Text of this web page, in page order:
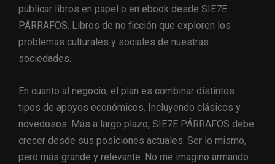
publicar libros en papel o en ebook desde SIE7E
PÁRRAFOS. Libros de no ficción que exploren los
problemas culturales y sociales de nuestras
sociedades.
En cuanto al negocio, el plan es combinar distintos
tipos de apoyos económicos. Incluyendo clásicos y
novedosos. Más a largo plazo, SIE7E PÁRRAFOS debe
crecer desde sus posiciones actuales. Ser lo mismo,
pero más grande y relevante. No me imagino armando